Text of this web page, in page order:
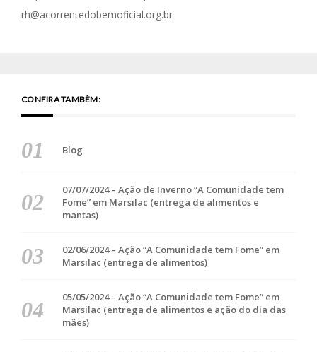
rh@acorrentedobemoficial.org.br
CONFIRA TAMBÉM:
Blog
07/07/2024 – Ação de Inverno “A Comunidade tem
Fome” em Marsilac (entrega de alimentos e
mantas)
02/06/2024 – Ação “A Comunidade tem Fome” em
Marsilac (entrega de alimentos)
05/05/2024 – Ação “A Comunidade tem Fome” em
Marsilac (entrega de alimentos e ação do dia das
mães)